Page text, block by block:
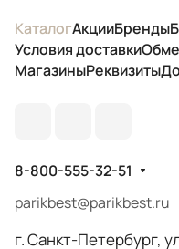
КаталогАкцииБренды
Условия доставки
МагазиныРеквизиты
8-800-555-32-51
parikbest@parikbest.ru
г. Санкт-Петербург,